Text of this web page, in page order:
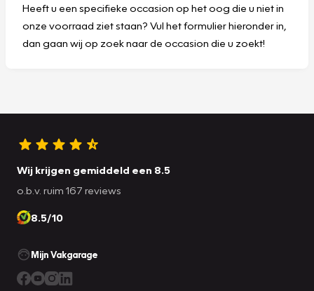
Heeft u een specifieke occasion op het oog die u niet in
onze voorraad ziet staan? Vul het formulier hieronder in,
dan gaan wij op zoek naar de occasion die u zoekt!
Wij krijgen gemiddeld een 8.5
o.b.v. ruim 167 reviews
8.5/10
Mijn Vakgarage